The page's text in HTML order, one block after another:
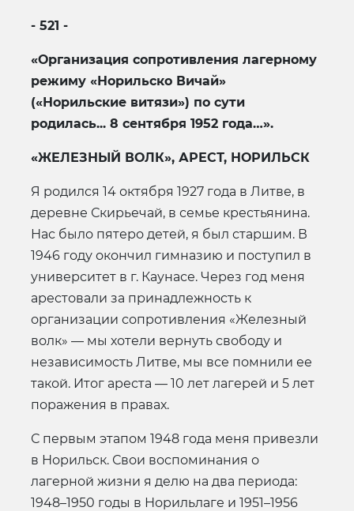
- 521 -
«Организация сопротивления лагерному
режиму «Норильско Вичай»
(«Норильские витязи») по сути
родилась... 8 сентября 1952 года…».
«ЖЕЛЕЗНЫЙ ВОЛК», АРЕСТ, НОРИЛЬСК
Я родился 14 октября 1927 года в Литве, в
деревне Скирьечай, в семье крестьянина.
Нас было пятеро детей, я был старшим. В
1946 году окончил гимназию и поступил в
университет в г. Каунасе. Через год меня
арестовали за принадлежность к
организации сопротивления «Железный
волк» — мы хотели вернуть свободу и
независимость Литве, мы все помнили ее
такой. Итог ареста — 10 лет лагерей и 5 лет
поражения в правах.
С первым этапом 1948 года меня привезли
в Норильск. Свои воспоминания о
лагерной жизни я делю на два периода:
1948–1950 годы в Норильлаге и 1951–1956